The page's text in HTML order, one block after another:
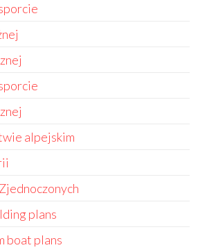
alpejskim
plans
boat plans